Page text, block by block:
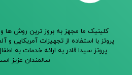
کلینیک ما مجهز به بروز ترین روش ها
پروتز با استفاده از تجهیزات آمریکایی و
پروتز سیدا قادر به ارائه خدمات به
سالمندان عزیز